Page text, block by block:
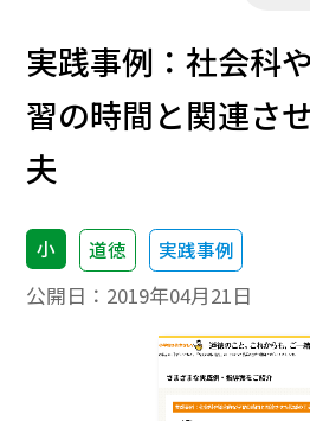
実践事例：社会科
習の時間と関連さ
夫
小 道徳 実践事例
公開日： 2019年04月21日